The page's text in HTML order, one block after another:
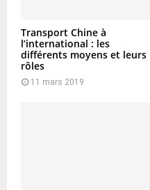
Transport Chine à
l’international : les
différents moyens et leurs
rôles
11 mars 2019